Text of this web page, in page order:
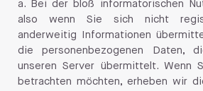
a. Bei der bloß informatorischen
also wenn Sie sich nicht
anderweitig Informationen
die personenbezogenen Daten,
unseren Server übermittelt. Wenn
betrachten möchten, erheben wir